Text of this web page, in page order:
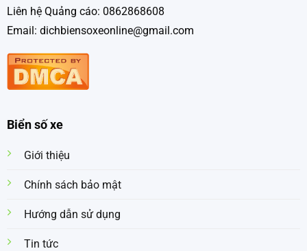
Liên hệ Quảng cáo: 0862868608
Email: dichbiensoxeonline@gmail.com
Biển số xe
Giới thiệu
Chính sách bảo mật
Hướng dẫn sử dụng
Tin tức